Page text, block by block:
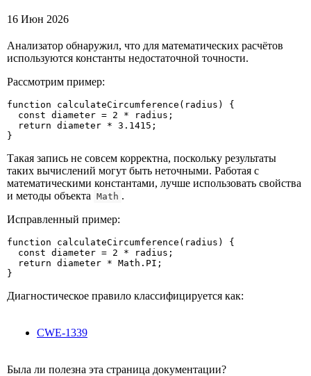
16 Июн 2026
Анализатор обнаружил, что для математических расчётов
используются константы недостаточной точности.
Рассмотрим пример:
function calculateСircumference(radius) {
  const diameter = 2 * radius;
  return diameter * 3.1415;
}
Такая запись не совсем корректна, поскольку результаты
таких вычислений могут быть неточными. Работая с
математическими константами, лучше использовать свойства
и методы объекта Math .
Исправленный пример:
function calculateСircumference(radius) {
  const diameter = 2 * radius;
  return diameter * Math.PI;
}
Диагностическое правило классифицируется как:
CWE-1339
Была ли полезна эта страница документации?